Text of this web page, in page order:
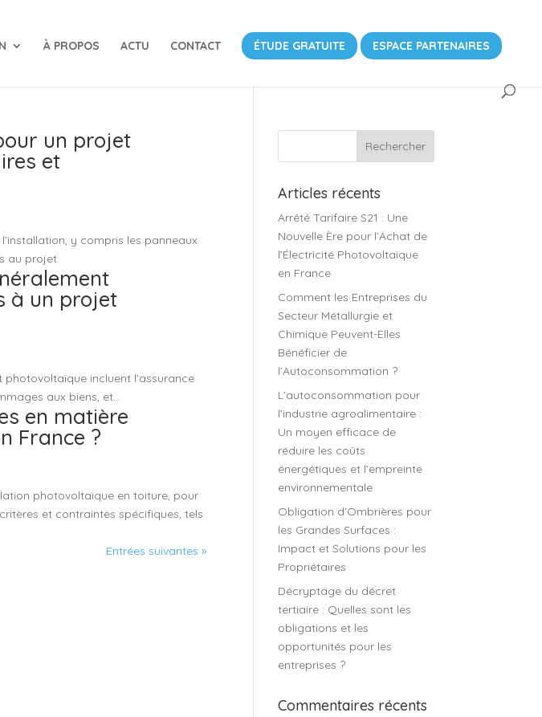
À PROPOS ACTU CONTACT ÉTUDE GRATUITE ESPACE PARTENAIRES
un projet
et
y compris les panneaux
au projet.
à un projet
photovoltaïque incluent l’assurance
aux biens, et...
en matière
France ?
photovoltaïque en toiture, pour
et contraintes spécifiques, tels
Entrées suivantes »
Articles récents
Arrêté Tarifaire S21 : Une
Nouvelle Ère pour l’Achat de
l’Électricité Photovoltaïque
en France
Comment les Entreprises du
Secteur Métallurgie et
Chimique Peuvent-Elles
Bénéficier de
l’Autoconsommation ?
L’autoconsommation pour
l’industrie agroalimentaire :
Un moyen efficace de
réduire les coûts
énergétiques et l’empreinte
environnementale
Obligation d’Ombrières pour
les Grandes Surfaces :
Impact et Solutions pour les
Propriétaires
Décryptage du décret
tertiaire : Quelles sont les
obligations et les
opportunités pour les
entreprises ?
Commentaires récents